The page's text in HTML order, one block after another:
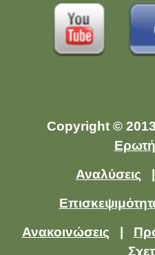
Copyright ©
Αναλύσεις
Ανακοινώσεις